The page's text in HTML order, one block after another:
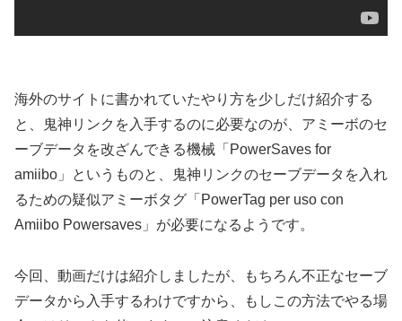
海外のサイトに書かれていたやり方を少しだけ紹介する
と、鬼神リンクを入手するのに必要なのが、アミーボのセ
ーブデータを改ざんできる機械「PowerSaves for
amiibo」というものと、鬼神リンクのセーブデータを入れ
るための疑似アミーボタグ「PowerTag per uso con
Amiibo Powersaves」が必要になるようです。
今回、動画だけは紹介しましたが、もちろん不正なセーブ
データから入手するわけですから、もしこの方法でやる場